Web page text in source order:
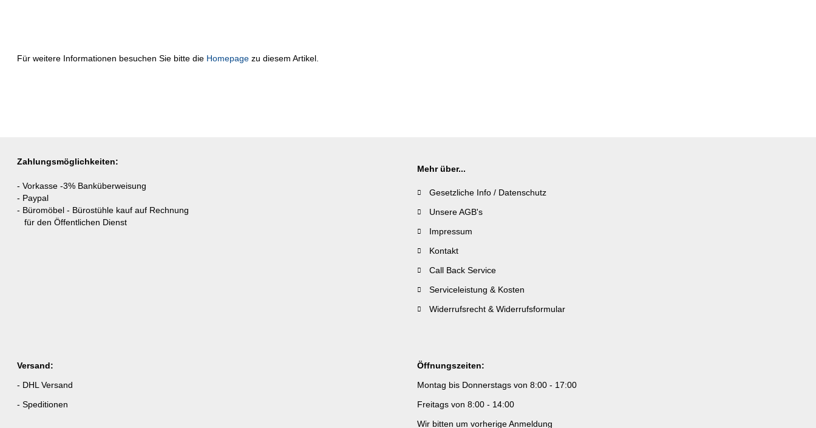
Für weitere Informationen besuchen Sie bitte die Homepage zu diesem Artikel.
Zahlungsmöglichkeiten:
- Vorkasse -3% Banküberweisung
- Paypal
- Büromöbel - Bürostühle kauf auf Rechnung
für den Öffentlichen Dienst
Mehr über...
Gesetzliche Info / Datenschutz
Unsere AGB's
Impressum
Kontakt
Call Back Service
Serviceleistung & Kosten
Widerrufsrecht & Widerrufsformular
Versand:
- DHL Versand
- Speditionen
Öffnungszeiten:
Montag bis Donnerstags von 8:00 - 17:00
Freitags von 8:00 - 14:00
Wir bitten um vorherige Anmeldung